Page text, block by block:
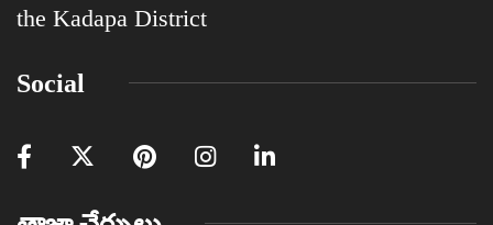
the Kadapa District
Social